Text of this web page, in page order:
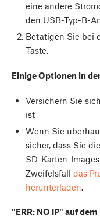
eine andere
den USB-Typ-B-
Betätigen Sie bei
Taste.
Einige Optionen in
Versichern Sie
ist
Wenn Sie
sicher, dass Sie
SD-Karten-
Zweifelsfall das
herunterladen.
"ERR: NO IP" auf dem